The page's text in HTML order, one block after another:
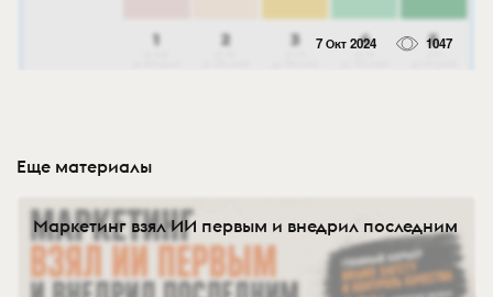
7 Окт 2024 1047
Еще материалы
Маркетинг взял ИИ первым и внедрил последним